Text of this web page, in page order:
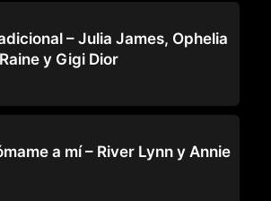
– Julia James, Ophelia
y Gigi Dior
a mí – River Lynn y Annie